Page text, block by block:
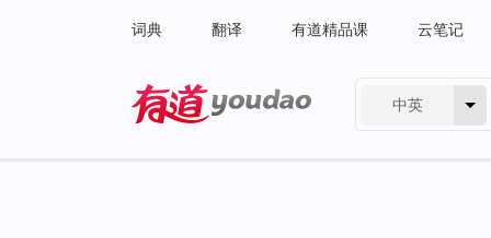
词典 翻译 有道精品课 云笔记
中英